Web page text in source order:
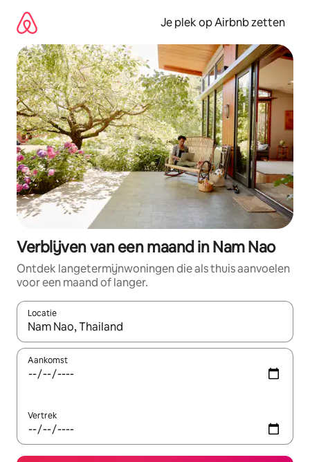
direct
naar
inhoud
Je plek op Airbnb zetten
Verblijven van een maand in Nam Nao
Ontdek langetermijnwoningen die als thuis aanvoelen
voor een maand of langer.
Locatie
Wanneer er resultaten beschikbaar zijn, maak je een keuze
Aankomst
Vertrek